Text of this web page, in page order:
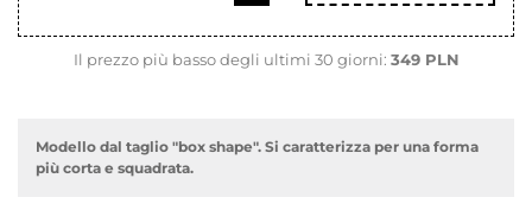
Il prezzo più basso degli ultimi 30 giorni: 349 PLN
Modello dal taglio "box shape". Si caratterizza per una forma
più corta e squadrata.